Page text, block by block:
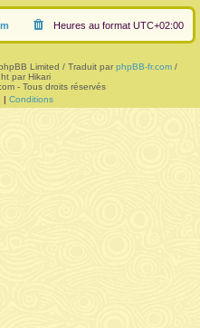
Heures au format UTC+02:00
Limited / Traduit par phpBB-fr.com/
par Hikari
- Tous droits réservés
| Conditions